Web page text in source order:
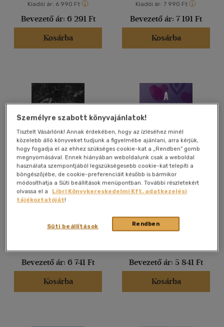
14 - 18 év(51)
mind(17)
Gyermek és ifjúsági
Felnőtt(2586)
Magyar
(2276)
Angol(339)
Francia(6)
Német(42)
Olasz(1)
Orosz(2)
Spanyol(4)
Vélemény szerint
(88)
Kiadói ár: 6 990 Ft
Bevezető ár: 6 291 Ft
Kosárba
Kiadói ár: 7 990 Ft
Bevezető ár: 7 191 Ft
Kosárba
Psychotic Obsession -
Beteges megszállotság
Leigh Rivers
Bevezető ár: 6 741 Ft
Kosárba
A Thousand Perfect Lies
Könyv
Bevezető ár: 5 841 Ft
Kosárba
Személyre szabott könyvajánlatok!
Tisztelt Vásárlónk! Annak érdekében, hogy az ízléséhez minél
közelebb álló könyveket tudjunk a figyelmébe ajánlani, arra kérjük,
hogy fogadja el az ehhez szükséges cookie-kat a „Rendben” gomb
megnyomásával. Ennek hiányában weboldalunk csak a weboldal
használata szempontjából legszükségesebb cookie-kat telepíti a
böngészőjébe, de cookie-preferenciáit később is bármikor
módosíthatja a Süti beállítások menüpontban. További részletekért
olvassa el a
Libri Könyvkereskedelmi Kft. adatkezelési
tájékoztatóját!
Rendben
Süti beállítások